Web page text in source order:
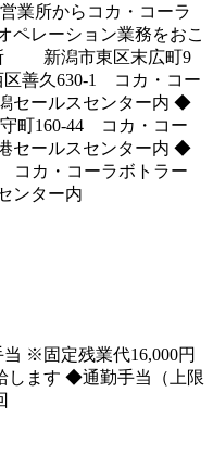
業所からコカ・コーラ
ペレーション業務をおこ
新潟市東区末広町9
善久630-1 コカ・コー
セールスセンター内 ◆
町160-44 コカ・コー
セールスセンター内 ◆
カ・コーラボトラー
ンター内
当 ※固定残業代16,000円
します ◆通勤手当（上限
2回